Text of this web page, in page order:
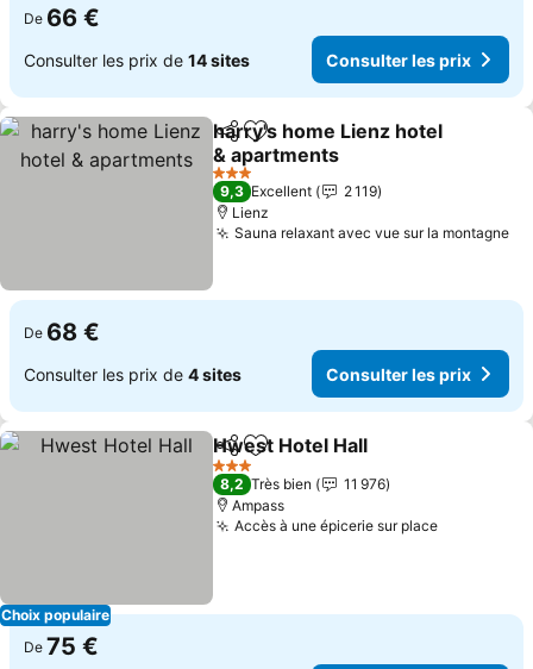
De 66 €
Consulter les prix de 14 sites Consulter les prix
PartagerAjouter à mes favoris
harry's home Lienz hotel
& apartments
Consulter les prix
3 Étoiles
9,3 Excellent
2 119
Lienz
Sauna relaxant avec vue sur la montagne
De 68 €
Consulter les prix de 4 sites Consulter les prix
Choix populaire
PartagerAjouter à mes favoris
Hwest Hotel Hall
3 Étoiles
8,2 Très bien
11 976
Ampass
Accès à une épicerie sur placeConsulter
De 75 €